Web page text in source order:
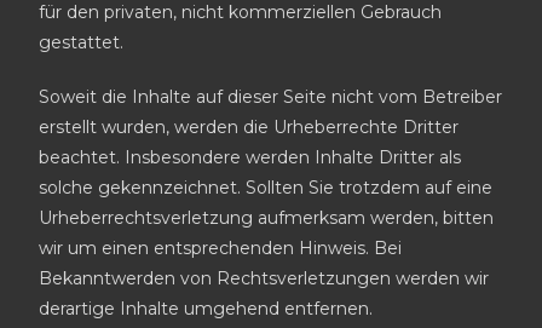
für den privaten, nicht kommerziellen Gebrauch
gestattet.
Soweit die Inhalte auf dieser Seite nicht vom Betreiber
erstellt wurden, werden die Urheberrechte Dritter
beachtet. Insbesondere werden Inhalte Dritter als
solche gekennzeichnet. Sollten Sie trotzdem auf eine
Urheberrechtsverletzung aufmerksam werden, bitten
wir um einen entsprechenden Hinweis. Bei
Bekanntwerden von Rechtsverletzungen werden wir
derartige Inhalte umgehend entfernen.